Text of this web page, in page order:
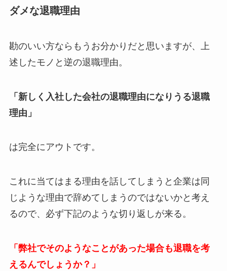
ダメな退職理由
勘のいい方ならもうお分かりだと思いますが、上
述したモノと逆の退職理由。
「新しく入社した会社の退職理由になりうる退職
理由」
は完全にアウトです。
これに当てはまる理由を話してしまうと企業は同
じような理由で辞めてしまうのではないかと考え
るので、必ず下記のような切り返しが来る。
「弊社でそのようなことがあった場合も退職を考
えるんでしょうか？」